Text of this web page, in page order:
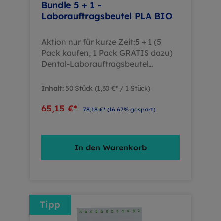
Bundle 5 + 1 -
Laborauftragsbeutel PLA BIO
Aktion nur für kurze Zeit:5 + 1 (5
Pack kaufen, 1 Pack GRATIS dazu)
Dental-Laborauftragsbeutel
PLA‑Laborauftragsbeutel im
Laborauftragsbeutel PLA BIO
abbaubaren Druckverschlussbeutel
aus PLA sind ideal für den sicheren
zahntechnischen Teilen.
Produktvorteile im Überblick:
Material: Biologisch abbaubares
Inhalt: 50 Stück (1,30 €* / 1 Stück)
65,15 €* 78,18 €* (16.67% gespart)
In den Warenkorb
Tipp